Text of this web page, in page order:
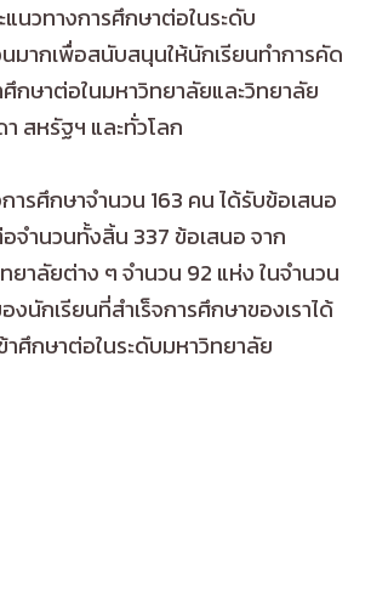
แนวทางการศึกษาต่อในระดับ
มากเพื่อสนับสนุนให้นักเรียนทำการคัด
ศึกษาต่อในมหาวิทยาลัยและวิทยาลัย
สหรัฐฯ และทั่วโลก
ารศึกษาจำนวน 163 คน ได้รับข้อเสนอ
จำนวนทั้งสิ้น 337 ข้อเสนอ จาก
ยาลัยต่าง ๆ จำนวน 92 แห่ง ในจำนวน
งนักเรียนที่สำเร็จการศึกษาของเราได้
าศึกษาต่อในระดับมหาวิทยาลัย